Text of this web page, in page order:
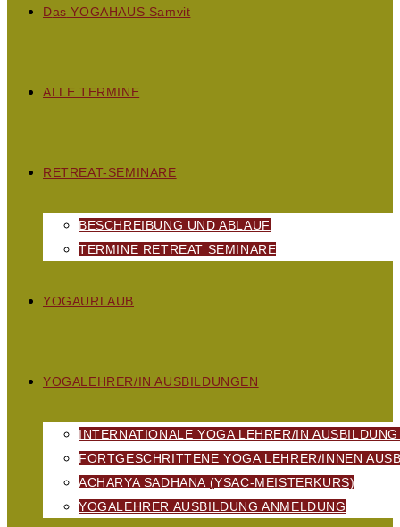
Das YOGAHAUS Samvit
ALLE TERMINE
RETREAT-SEMINARE
BESCHREIBUNG UND ABLAUF
TERMINE RETREAT SEMINARE
YOGAURLAUB
YOGALEHRER/IN AUSBILDUNGEN
INTERNATIONALE YOGA LEHRER/IN
FORTGESCHRITTENE YOGA LEHRER/INNEN
ACHARYA SADHANA (YSAC-MEISTERKURS)
YOGALEHRER AUSBILDUNG ANMELDUNG